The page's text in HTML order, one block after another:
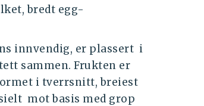
bredt egg-
innvendig, er plassert i
sammen. Frukten er
i tverrsnitt, breiest
mot basis med grop